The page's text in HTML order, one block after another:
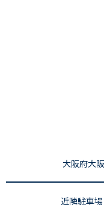
大阪府大
近隣駐車場